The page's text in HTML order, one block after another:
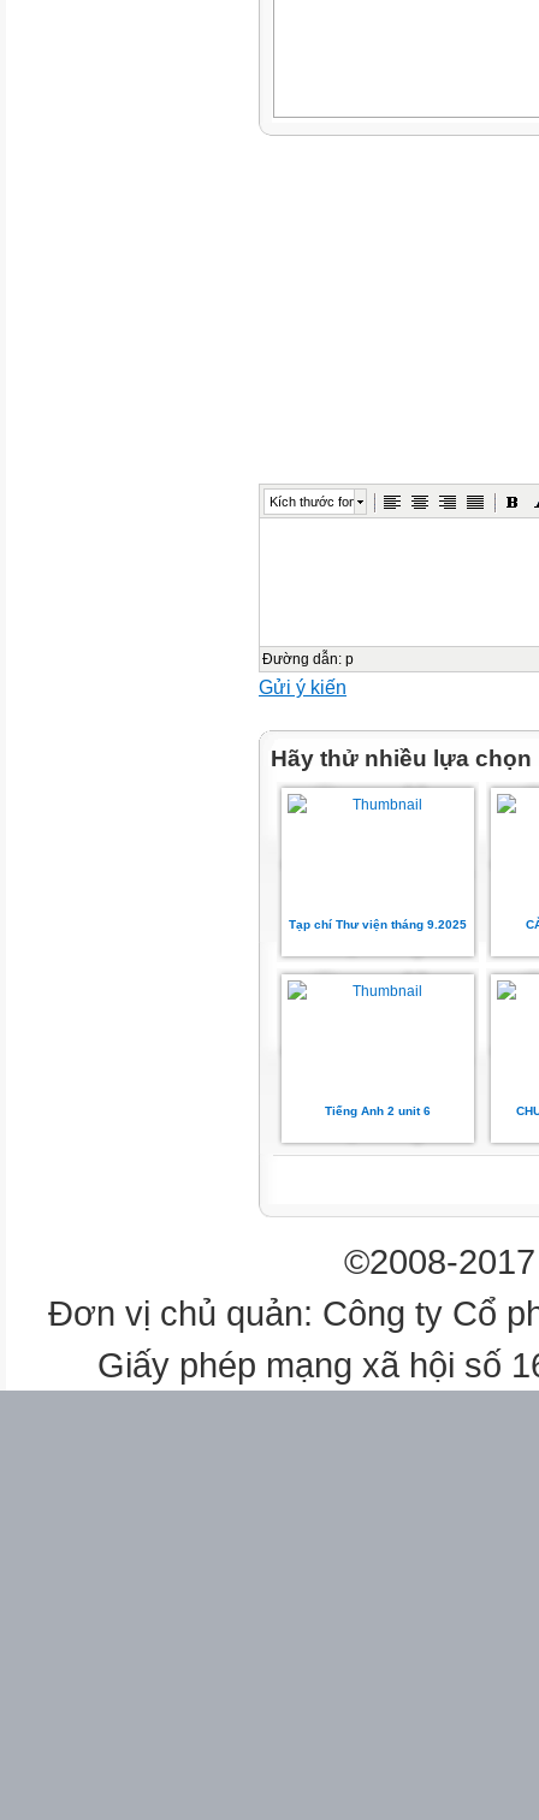
Kích thước font
Đường dẫn: p
Gửi ý kiến
Hãy thử nhiều lựa chọn
Tạp chí Thư viện tháng 9.2025
Tiếng Anh 2 unit 6
©2008-
Đơn vị chủ quản: Công ty Cổ
Giấy phép mạng xã hội số